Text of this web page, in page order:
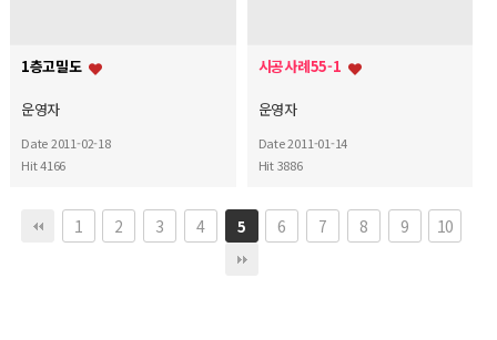
1층고밀도
운영자
Date 2011-02-18
Hit 4166
시공사례55-1
운영자
Date 2011-01-14
Hit 3886
1 2 3 4 5 6 7 8 9 10